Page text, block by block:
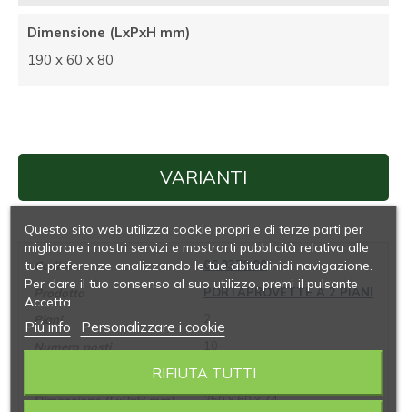
Dimensione (LxPxH mm)
190 x 60 x 80
VARIANTI
06.0370.00
PORTAPROVETTE A 2 PIANI
2
18
250 x 60 x 74
Questo sito web utilizza cookie propri e di terze parti per
migliorare i nostri servizi e mostrarti pubblicità relativa alle
tue preferenze analizzando le tue abitudinidi navigazione.
Per dare il tuo consenso al suo utilizzo, premi il pulsante
Accetta.
Piú info Personalizzare i cookie
RIFIUTA TUTTI